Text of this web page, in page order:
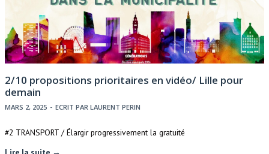
2/10 propositions prioritaires en vidéo/ Lille pour
demain
MARS 2, 2025 - ECRIT PAR LAURENT PERIN
#2 TRANSPORT / Élargir progressivement la gratuité